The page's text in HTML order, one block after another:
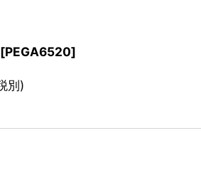
[PEGA6520]
別)